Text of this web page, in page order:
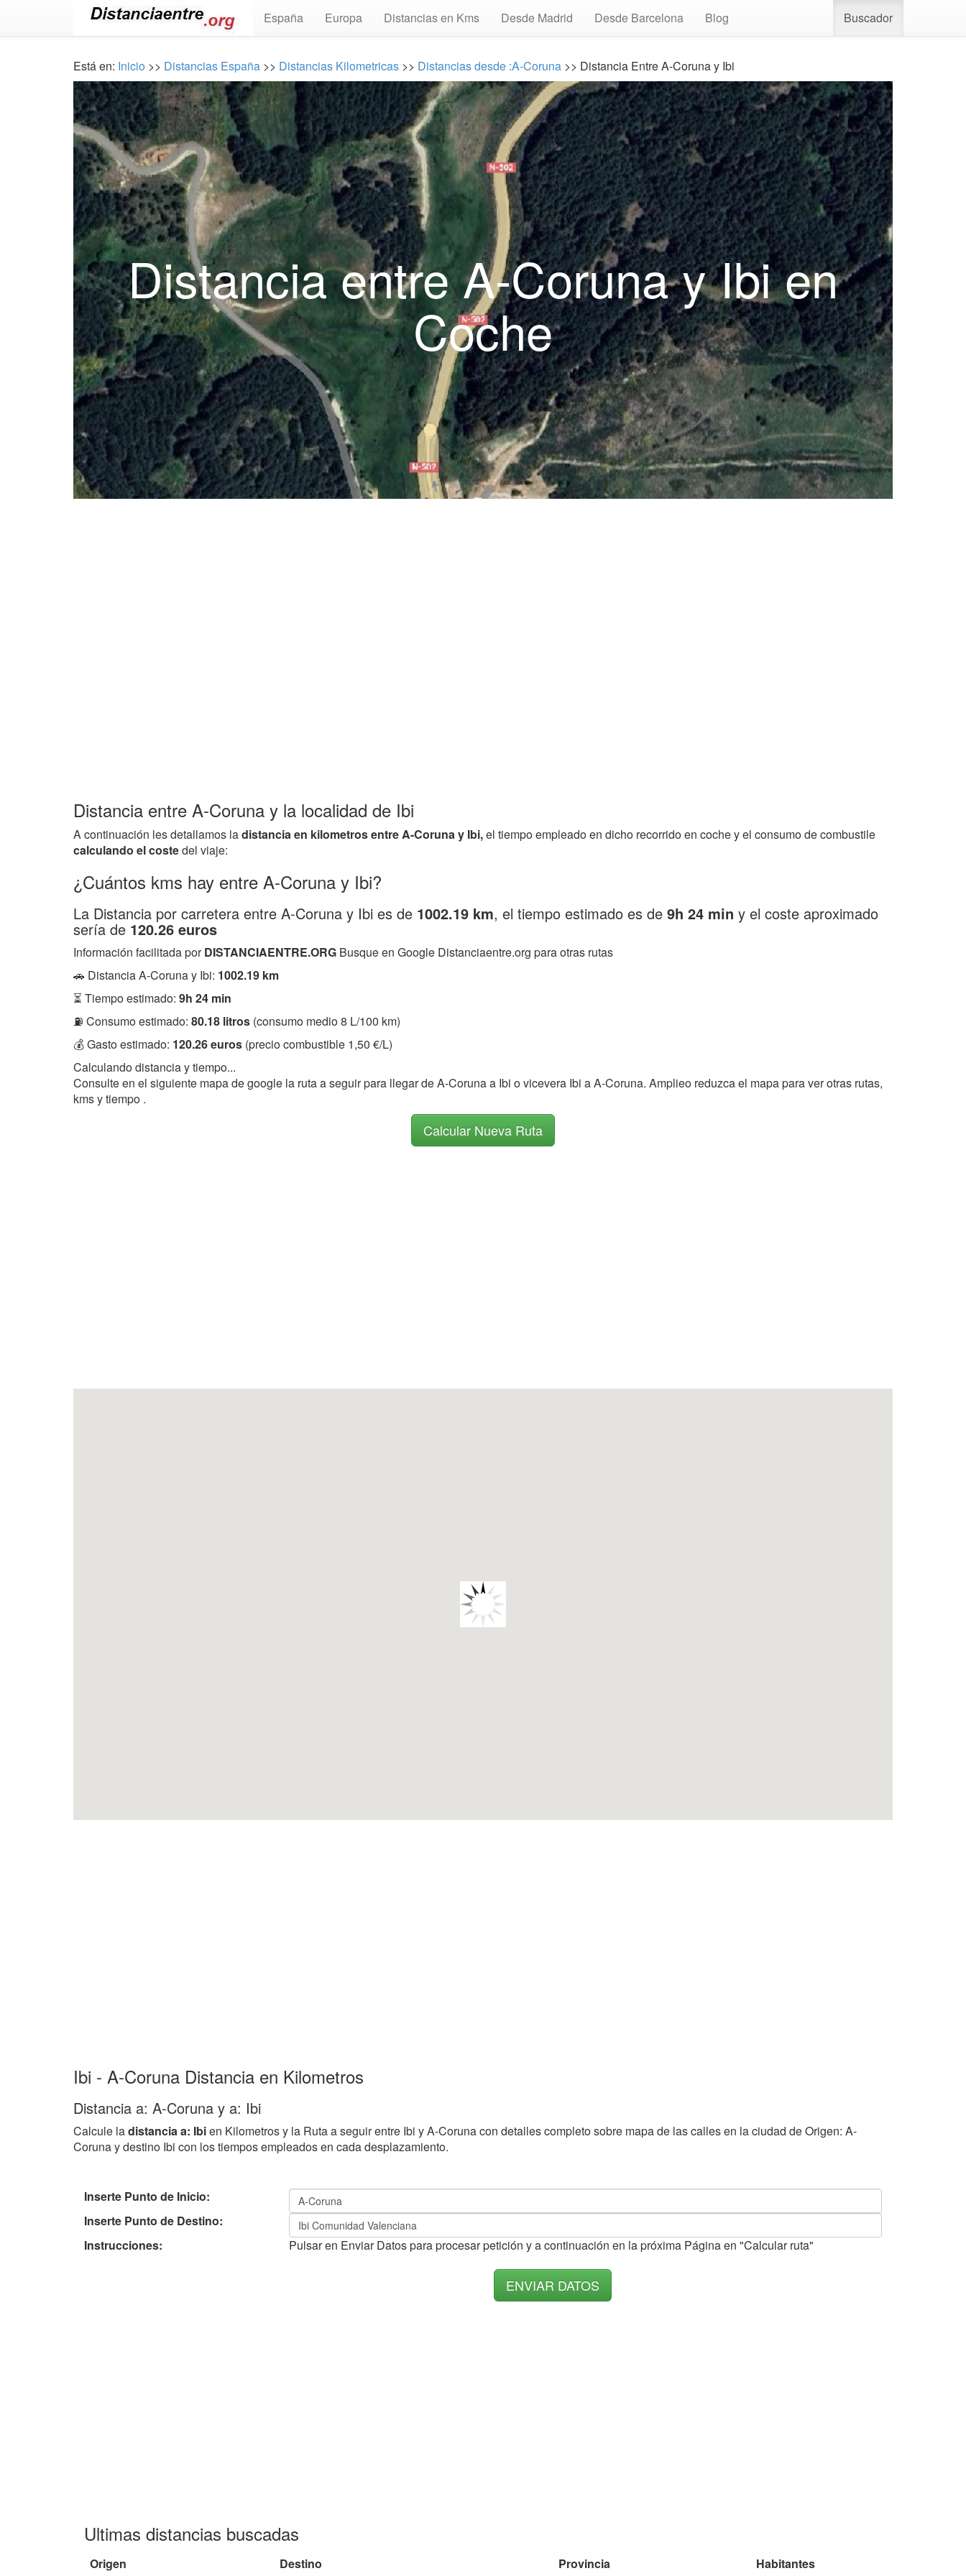
España Europa Distancias en Kms Desde Madrid Desde Barcelona Blog Buscador
Está en: Inicio >> Distancias España >> Distancias Kilometricas >> Distancias desde :A-Coruna >> Distancia Entre A-Coruna y Ibi
Distancia entre A-Coruna y Ibi en
Coche
Distancia entre A-Coruna y la localidad de Ibi
A continuación les detallamos ladistancia en kilometros entre A-Coruna y Ibi,el tiempo empleado en dicho recorrido en coche y el consumo de combustile
calculando el costedel viaje:
¿Cuántos kms hay entre A-Coruna y Ibi?
La Distancia por carretera entre A-Coruna y Ibi es de 1002.19 km, el tiempo estimado es de 9h 24 min y el coste aproximado
sería de 120.26 euros
Información facilitada porDISTANCIAENTRE.ORG Busque en Google Distanciaentre.org para otras rutas
🚗 Distancia A-Coruna y Ibi: 1002.19 km
⏳ Tiempo estimado: 9h 24 min
⛽ Consumo estimado: 80.18 litros (consumo medio 8 L/100 km)
💰 Gasto estimado: 120.26 euros (precio combustible 1,50 €/L)
Calculando distancia y tiempo...
Consulte en el siguiente mapa de google la ruta a seguir para llegar de A-Coruna a Ibi o vicevera Ibi a A-Coruna. Amplieo reduzca el mapa para ver otras rutas,
kms y tiempo .
Calcular Nueva Ruta
Ibi - A-Coruna Distancia en Kilometros
Distancia a: A-Coruna y a: Ibi
Calcule ladistancia a: Ibien Kilometros y la Ruta a seguir entre Ibi y A-Coruna con detalles completo sobre mapa de las calles en la ciudad de Origen: A-
Coruna y destino Ibi con los tiempos empleados en cada desplazamiento.
Inserte Punto de Inicio:
Inserte Punto de Destino:
Instrucciones:
Pulsar en Enviar Datos para procesar petición y a continuación en la próxima Página en "Calcular ruta"
Ultimas distancias buscadas
Origen Destino Provincia Habitantes